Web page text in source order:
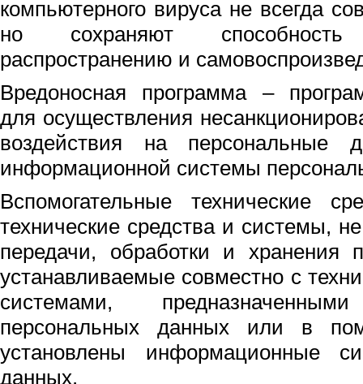
компьютерного вируса не всегда
но сохраняют
распространению и
Вредоносная программа –
для осуществления
воздействия на персональные
информационной системы
Вспомогательные технические
технические средства и системы,
передачи, обработки и хранения
устанавливаемые совместно с
системами,
персональных данных или в
установлены информационные
данных.